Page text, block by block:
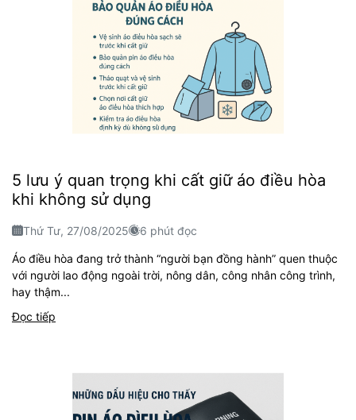
5 lưu ý quan trọng khi cất giữ áo điều hòa
khi không sử dụng
Thứ Tư, 27/08/2025 6 phút đọc
Áo điều hòa đang trở thành “người bạn đồng hành” quen thuộc
với người lao động ngoài trời, nông dân, công nhân công trình,
hay thậm...
Đọc tiếp